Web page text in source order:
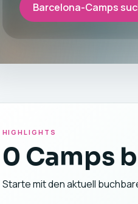
Barcelona-Camps
HIGHLIGHTS
0 Camps
Starte mit den aktuell